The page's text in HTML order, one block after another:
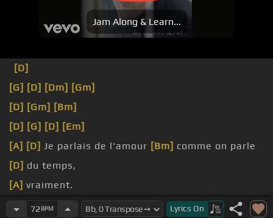
Jam Along & Learn...
[D]
[G] [D] [Dm] [Gm]
[D] [Gm] [Bm]
[D] [G] [D] [Em]
[A] [D] Je parlais de l'amour [Bm] comme on parle
[D] du temps,
[A] vraiment.
y croire,
72 BPM Lyrics On